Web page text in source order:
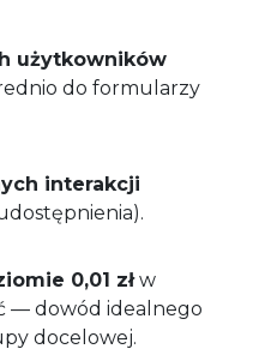
użytkowników
do formularzy
interakcji
0,01 złw
— dowód idealnego
docelowej.